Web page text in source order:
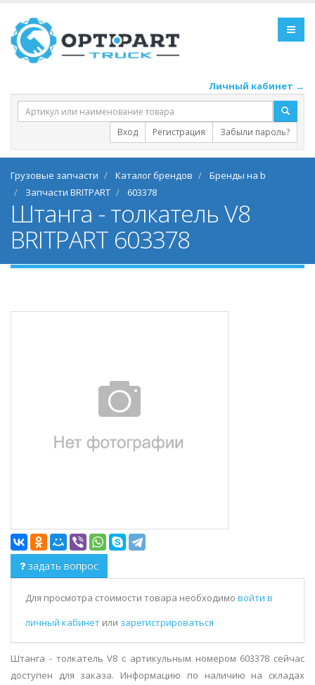
Личный кабинет →
Вход Регистрация Забыли пароль?
Грузовые запчасти Каталог брендов
Бренды на b
Запчасти BRITPART
603378
Штанга - толкатель V8
BRITPART 603378
задать вопрос
Для просмотра стоимости товара необходимо войти в
личный кабинет или зарегистрироваться
Штанга - толкатель V8 с артикульным номером 603378 сейчас
доступен для заказа. Информацию по наличию на складах